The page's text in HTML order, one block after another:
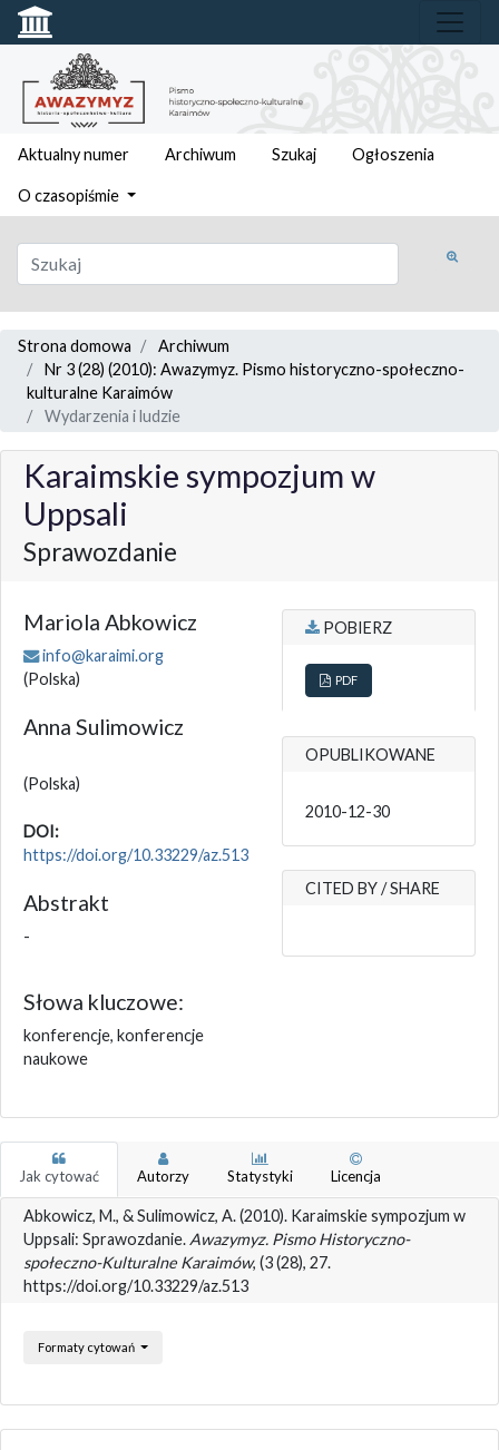
Aktualny numer Archiwum Szukaj Ogłoszenia
O czasopiśmie
Strona domowa
Archiwum
Nr 3 (28) (2010): Awazymyz. Pismo historyczno-społeczno-
kulturalne Karaimów
Wydarzenia i ludzie
Karaimskie sympozjum w
Uppsali
Sprawozdanie
Mariola Abkowicz
info@karaimi.org
(Polska)
Anna Sulimowicz
(Polska)
DOI:
https://doi.org/10.33229/az.513
Abstrakt
-
Słowa kluczowe:
konferencje, konferencje
naukowe
POBIERZ
PDF
OPUBLIKOWANE
2010-12-30
CITED BY / SHARE
Jak cytować Autorzy Statystyki Licencja
Abkowicz, M., & Sulimowicz, A. (2010). Karaimskie sympozjum w
Uppsali: Sprawozdanie. Awazymyz. Pismo Historyczno-
społeczno-Kulturalne Karaimów, (3 (28), 27.
https://doi.org/10.33229/az.513
Formaty cytowań